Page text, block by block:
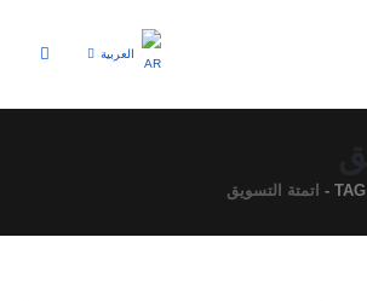
العربية
TAG - اتمتة التسويق